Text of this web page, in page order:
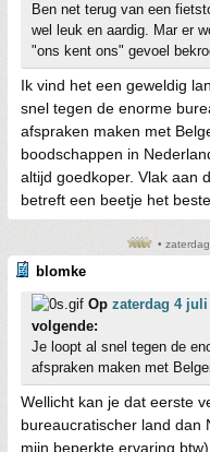
Ben net terug van een
wel leuk en aardig. Mar er
"ons kent ons" gevoel
Ik vind het een geweldig
snel tegen de enorme
afspraken maken met
boodschappen in
altijd goedkoper. Vlak aan
betreft een beetje het
•
blomke
Op zaterdag 4 juli
volgende:
Je loopt al snel tegen de
afspraken maken met
Wellicht kan je dat eerste
bureaucratischer land dan
mijn beperkte ervaring btw).